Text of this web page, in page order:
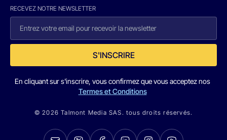
RECEVEZ NOTRE NEWSLETTER
S'INSCRIRE
En cliquant sur s'inscrire, vous confirmez que vous acceptez nos
Termes et Conditions
© 2026 Talmont Media SAS. tous droits réservés.